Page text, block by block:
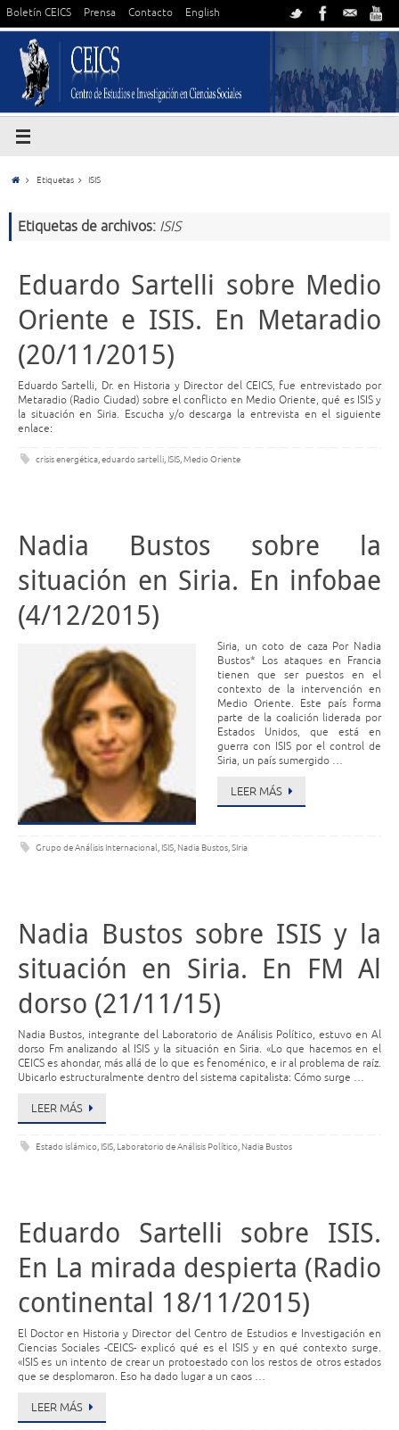
Boletín CEICS Prensa Contacto English
Etiquetas ISIS
Etiquetas de archivos: ISIS
Eduardo Sartelli sobre Medio
Oriente e ISIS. En Metaradio
(20/11/2015)
Eduardo Sartelli, Dr. en Historia y Director del CEICS, fue entrevistado por
Metaradio (Radio Ciudad) sobre el conflicto en Medio Oriente, qué es ISIS y
la situación en Siria. Escucha y/o descarga la entrevista en el siguiente
enlace:
crisis energética,eduardo sartelli, ISIS,Medio Oriente
Nadia Bustos sobre la
situación en Siria. En infobae
(4/12/2015)
Siria, un coto de caza Por Nadia
Bustos* Los ataques en Francia
tienen que ser puestos en el
contexto de la intervención en
Medio Oriente. Este país forma
parte de la coalición liderada por
Estados Unidos, que está en
guerra con ISIS por el control de
Siria, un país sumergido …
LEER MÁS
Grupo de Análisis Internacional, ISIS, Nadia Bustos,SIria
Nadia Bustos sobre ISIS y la
situación en Siria. En FM Al
dorso (21/11/15)
Nadia Bustos, integrante del Laboratorio de Análisis Político, estuvo en Al
dorso Fm analizando al ISIS y la situación en Siria. «Lo que hacemos en el
CEICS es ahondar, más allá de lo que es fenoménico, e ir al problema de raíz.
Ubicarlo estructuralmente dentro del sistema capitalista: Cómo surge …
LEER MÁS
Estado islámico, ISIS, Laboratorio de Análisis Político, Nadia Bustos
Eduardo Sartelli sobre ISIS.
En La mirada despierta (Radio
continental 18/11/2015)
El Doctor en Historia y Director del Centro de Estudios e Investigación en
Ciencias Sociales -CEICS- explicó qué es el ISIS y en qué contexto surge.
«ISIS es un intento de crear un protoestado con los restos de otros estados
que se desplomaron. Eso ha dado lugar a un caos …
LEER MÁS